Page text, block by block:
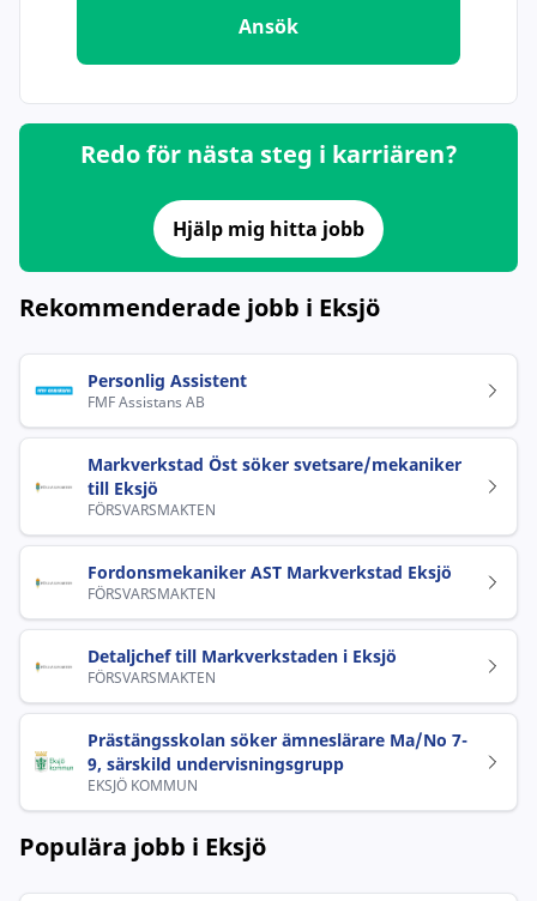
Ansök
Redo för nästa steg i karriären?
Hjälp mig hitta jobb
Rekommenderade jobb i Eksjö
Personlig Assistent
FMF Assistans AB
Markverkstad Öst söker svetsare/mekaniker
till Eksjö
FÖRSVARSMAKTEN
Fordonsmekaniker AST Markverkstad Eksjö
FÖRSVARSMAKTEN
Detaljchef till Markverkstaden i Eksjö
FÖRSVARSMAKTEN
Prästängsskolan söker ämneslärare Ma/No 7-
9, särskild undervisningsgrupp
EKSJÖ KOMMUN
Populära jobb i Eksjö